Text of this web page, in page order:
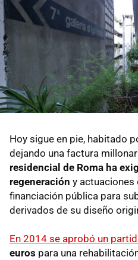
Hoy sigue en pie, habitado
dejando una factura
residencial de Roma ha
regeneración y actuaciones
financiación pública para
derivados de su diseño
En 2014 se aprobó un
euros para una